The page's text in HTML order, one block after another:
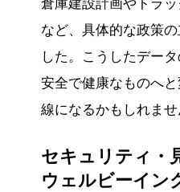
倉庫建設計画やトラ
など、具体的な政策
した。こうしたデー
安全で健康なものへ
線になるかもしれませ
セキュリティ・
ウェルビーイン